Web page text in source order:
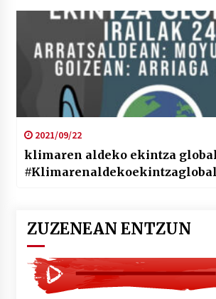
2021/09/22
klimaren aldeko ekintza
ZUZENEAN ENTZUN